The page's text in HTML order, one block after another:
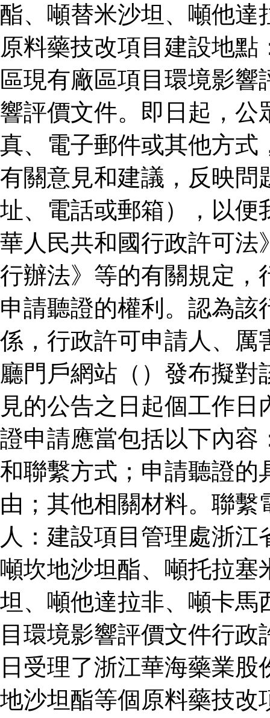
酯、噸替米沙坦、噸他達
原料藥技改項目建設地
區現有廠區項目環境影
響評價文件。即日起，公
真、電子郵件或其他方式
有關意見和建議，反映問
址、電話或郵箱），以便
華人民共和國行政許可法
行辦法》等的有關規定，
申請聽證的權利。認為
係，行政許可申請人、厲
廳門戶網站（）發布擬
見的公告之日起個工作
證申請應當包括以下內容
和聯繫方式；申請聽證的
由；其他相關材料。聯
人：建設項目管理處浙
噸坎地沙坦酯、噸托拉塞
坦、噸他達拉非、噸卡馬
目環境影響評價文件行
日受理了浙江華海藥業
地沙坦酯等個原料藥技改